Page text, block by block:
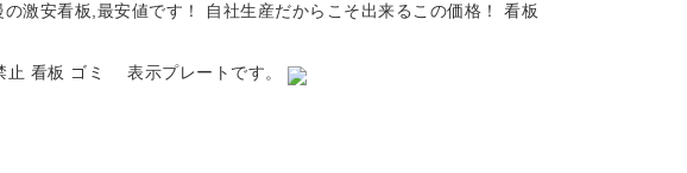
激安看板,最安値です！ 自社生産だからこそ出来るこの価格！ 看板
看板 ゴミ 表示プレートです。